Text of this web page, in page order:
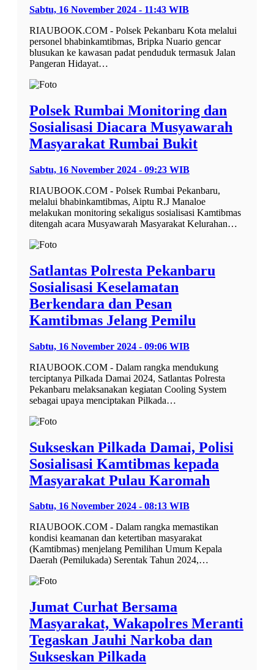
Sabtu, 16 November 2024 - 11:43 WIB
RIAUBOOK.COM - Polsek Pekanbaru Kota melalui
personel bhabinkamtibmas, Bripka Nuario gencar
blusukan ke kawasan padat penduduk termasuk Jalan
Pangeran Hidayat…
Polsek Rumbai Monitoring dan
Sosialisasi Diacara Musyawarah
Masyarakat Rumbai Bukit
Sabtu, 16 November 2024 - 09:23 WIB
RIAUBOOK.COM - Polsek Rumbai Pekanbaru,
melalui bhabinkamtibmas, Aiptu R.J Manaloe
melakukan monitoring sekaligus sosialisasi Kamtibmas
ditengah acara Musyawarah Masyarakat Kelurahan…
Satlantas Polresta Pekanbaru
Sosialisasi Keselamatan
Berkendara dan Pesan
Kamtibmas Jelang Pemilu
Sabtu, 16 November 2024 - 09:06 WIB
RIAUBOOK.COM - Dalam rangka mendukung
terciptanya Pilkada Damai 2024, Satlantas Polresta
Pekanbaru melaksanakan kegiatan Cooling System
sebagai upaya menciptakan Pilkada…
Sukseskan Pilkada Damai, Polisi
Sosialisasi Kamtibmas kepada
Masyarakat Pulau Karomah
Sabtu, 16 November 2024 - 08:13 WIB
RIAUBOOK.COM - Dalam rangka memastikan
kondisi keamanan dan ketertiban masyarakat
(Kamtibmas) menjelang Pemilihan Umum Kepala
Daerah (Pemilukada) Serentak Tahun 2024,…
Jumat Curhat Bersama
Masyarakat, Wakapolres Meranti
Tegaskan Jauhi Narkoba dan
Sukseskan Pilkada